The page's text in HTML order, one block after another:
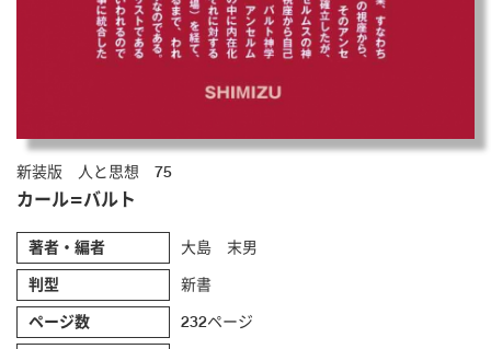
新装版 人と思想 75
カール=バルト
著者・編者 大島 末男
判型 新書
ページ数 232ページ